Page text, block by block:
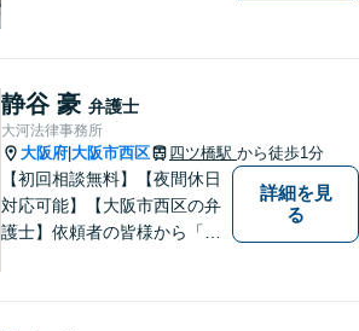
身近な弁護士であり続けるよ
う心掛けています。町のお医
者さんにかかる気分でぜひご
相談ください。
静谷 豪 弁護士
大河法律事務所
大阪府 大阪市西区 四ツ橋駅 から徒歩1分
【初回相談無料】【夜間休日
対応可能】【大阪市西区の弁
護士】依頼者の皆様から「お
詳細を見
る